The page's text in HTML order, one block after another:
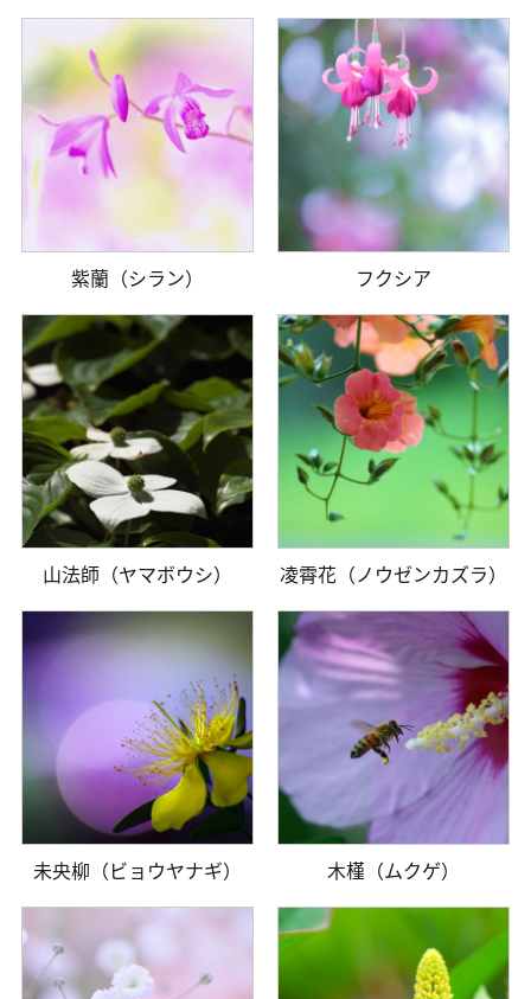
紫蘭（シラン） フクシア
山法師（ヤマボウシ） 凌霄花（ノウゼンカズラ）
未央柳（ビョウヤナギ） 木槿（ムクゲ）